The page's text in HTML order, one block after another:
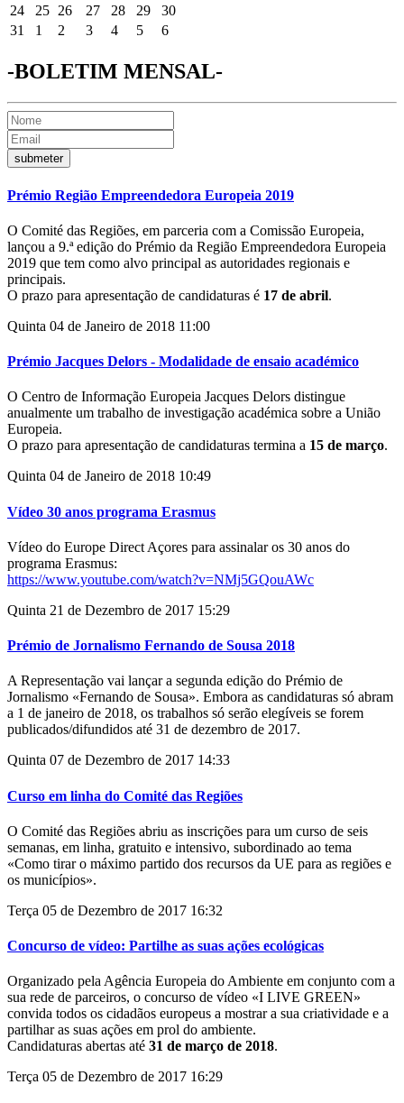
24
25 26 27 28 29
30
31
1 2 3 4 5 6
-BOLETIM MENSAL-
Prémio Região Empreendedora Europeia 2019
O Comité das Regiões, em parceria com a Comissão Europeia,
lançou a 9.ª edição do Prémio da Região Empreendedora Europeia
2019 que tem como alvo principal as autoridades regionais e
principais.
O prazo para apresentação de candidaturas é 17 de abril.
Quinta 04 de Janeiro de 2018 11:00
Prémio Jacques Delors - Modalidade de ensaio académico
O Centro de Informação Europeia Jacques Delors distingue
anualmente um trabalho de investigação académica sobre a União
Europeia.
O prazo para apresentação de candidaturas termina a 15 de março.
Quinta 04 de Janeiro de 2018 10:49
Vídeo 30 anos programa Erasmus
Vídeo do Europe Direct Açores para assinalar os 30 anos do
programa Erasmus:
https://www.youtube.com/watch?v=NMj5GQouAWc
Quinta 21 de Dezembro de 2017 15:29
Prémio de Jornalismo Fernando de Sousa 2018
A Representação vai lançar a segunda edição do Prémio de
Jornalismo «Fernando de Sousa». Embora as candidaturas só abram
a 1 de janeiro de 2018, os trabalhos só serão elegíveis se forem
publicados/difundidos até 31 de dezembro de 2017.
Quinta 07 de Dezembro de 2017 14:33
Curso em linha do Comité das Regiões
O Comité das Regiões abriu as inscrições para um curso de seis
semanas, em linha, gratuito e intensivo, subordinado ao tema
«Como tirar o máximo partido dos recursos da UE para as regiões e
os municípios».
Terça 05 de Dezembro de 2017 16:32
Concurso de vídeo: Partilhe as suas ações ecológicas
Organizado pela Agência Europeia do Ambiente em conjunto com a
sua rede de parceiros, o concurso de vídeo «I LIVE GREEN»
convida todos os cidadãos europeus a mostrar a sua criatividade e a
partilhar as suas ações em prol do ambiente.
Candidaturas abertas até 31 de março de 2018.
Terça 05 de Dezembro de 2017 16:29